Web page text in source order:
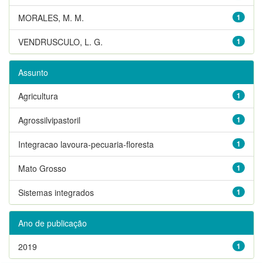
1
MORALES, M. M.
1
VENDRUSCULO, L. G.
Assunto
1
Agricultura
1
Agrossilvipastoril
1
Integracao lavoura-pecuaria-floresta
1
Mato Grosso
1
Sistemas integrados
Ano de publicação
1
2019